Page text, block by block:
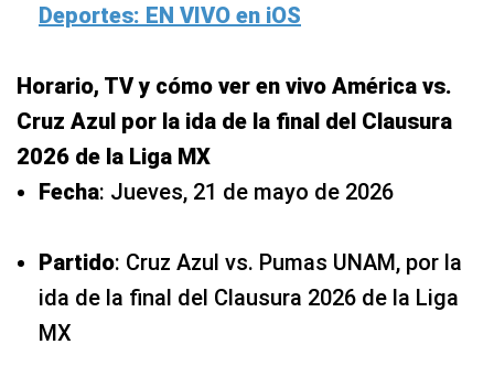
Deportes: EN VIVO en iOS
Horario, TV y cómo ver en vivo América vs.
Cruz Azul por la ida de la final del Clausura
2026 de la Liga MX
Fecha: Jueves, 21 de mayo de 2026
Partido: Cruz Azul vs. Pumas UNAM, por la
ida de la final del Clausura 2026 de la Liga
MX